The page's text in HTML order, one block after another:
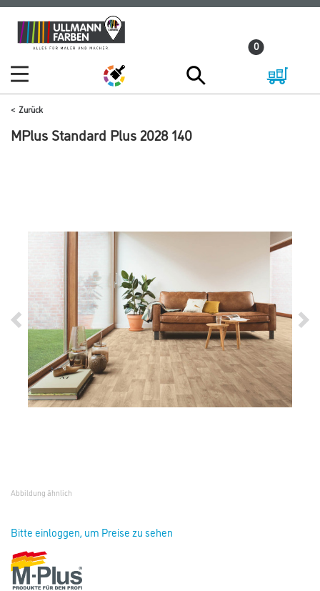
Zum
Inhalt
Zum
Navigationsmenü
0
Zurück
MPlus Standard Plus 2028 140
Abbildung ähnlich
Bitte einloggen, um Preise zu sehen